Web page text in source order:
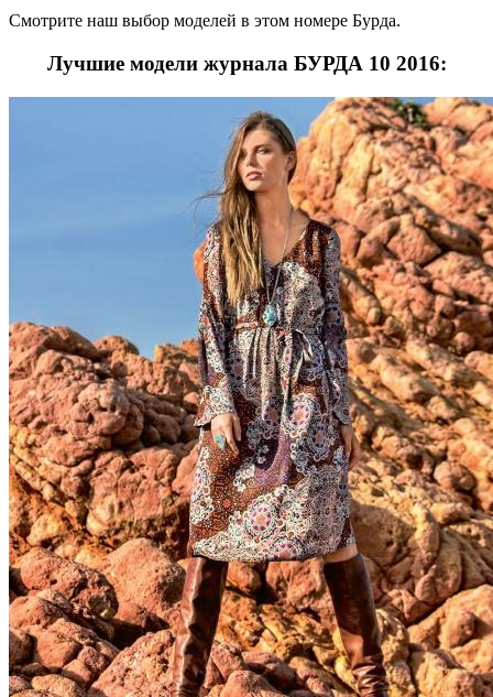
Смотрите наш выбор моделей в этом номере Бурда.
Лучшие модели журнала БУРДА 10 2016: